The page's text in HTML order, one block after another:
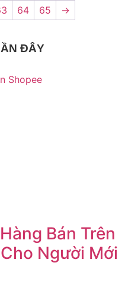
64 65 →
ĐÂY
Bán Trên
Người Mới